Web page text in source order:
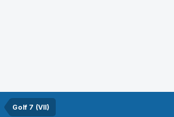
Golf 7 (VII)